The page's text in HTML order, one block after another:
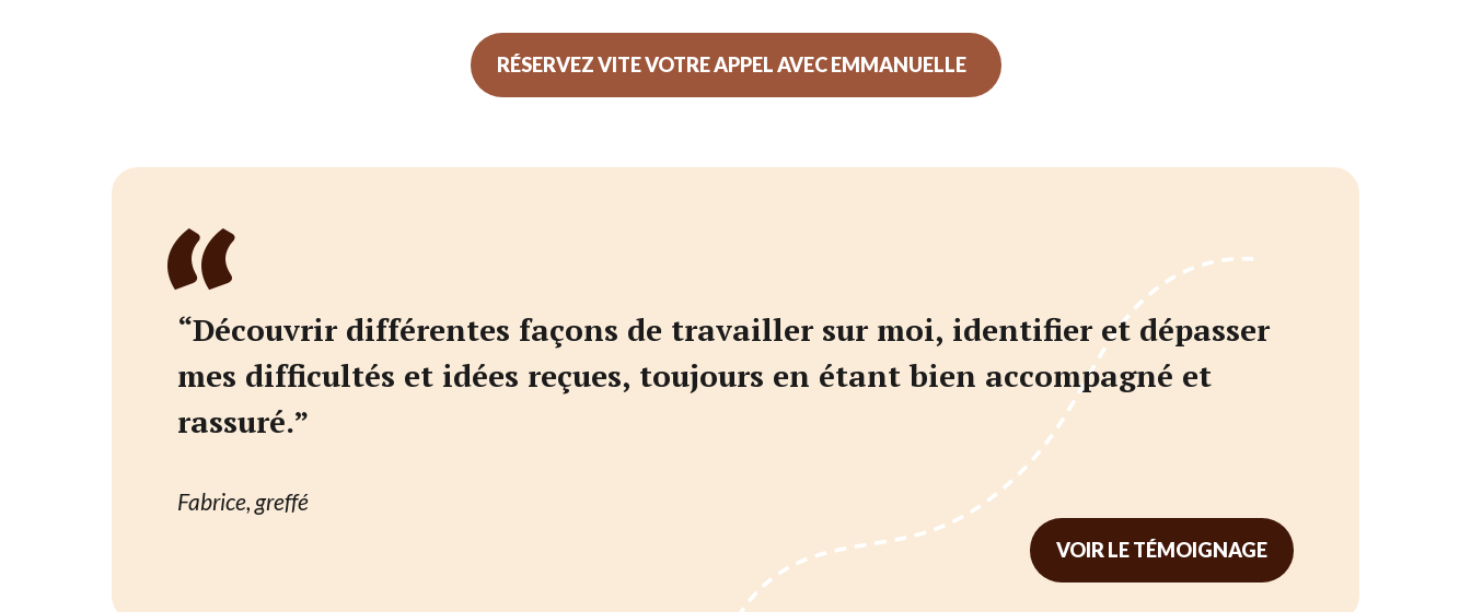
RÉSERVEZ VITE VOTRE APPEL AVEC EMMANUELLE
“Découvrir différentes façons de travailler sur moi, identifier et dépasser
mes difficultés et idées reçues, toujours en étant bien accompagné et
rassuré.”
Fabrice, greffé
VOIR LE TÉMOIGNAGE